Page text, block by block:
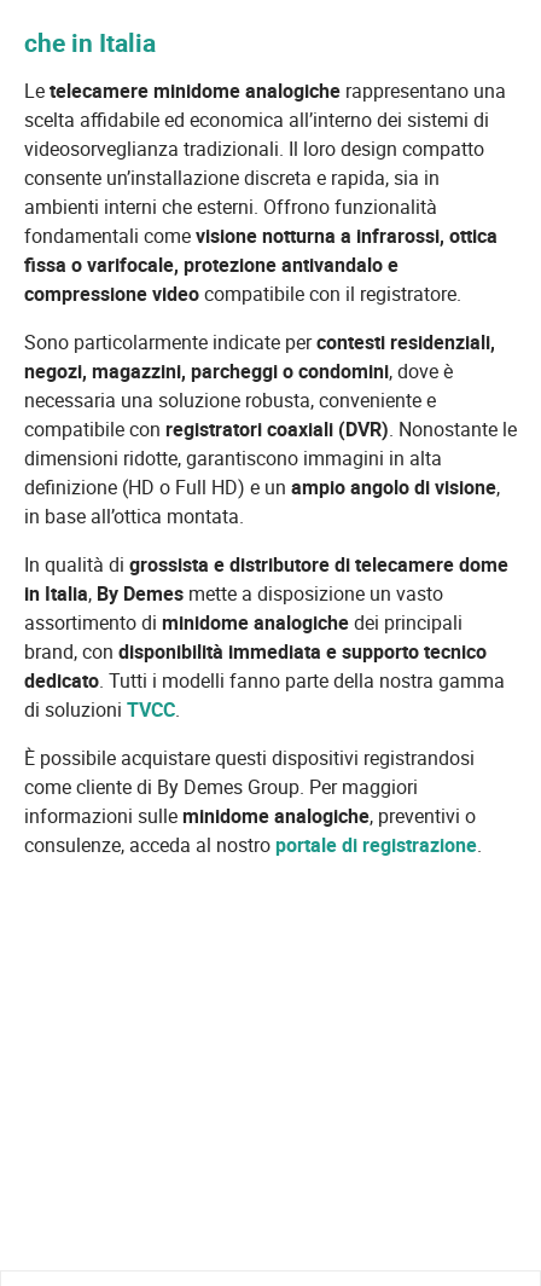
che in Italia
Letelecamere minidome analogiche rappresentano una
scelta affidabile ed economica all’interno dei sistemi di
videosorveglianza tradizionali. Il loro design compatto
consente un’installazione discreta e rapida, sia in
ambienti interni che esterni. Offrono funzionalità
fondamentali comevisione notturna a infrarossi, ottica
fissa o varifocale, protezione antivandalo e
compressione videocompatibile con il registratore.
Sono particolarmente indicate percontesti residenziali,
negozi, magazzini, parcheggi o condomini, dove è
necessaria una soluzione robusta, conveniente e
compatibile con registratori coaxiali (DVR). Nonostante le
dimensioni ridotte, garantiscono immagini in alta
definizione (HD o Full HD) e un ampio angolo di visione,
in base all’ottica montata.
In qualità di grossista e distributore di telecamere dome
in Italia, By Demes mette a disposizione un vasto
assortimento di minidome analogichedei principali
brand, con disponibilità immediata e supporto tecnico
dedicato. Tutti i modelli fanno parte della nostra gamma
di soluzioni TVCC.
È possibile acquistare questi dispositivi registrandosi
come cliente di By Demes Group. Per maggiori
informazioni sulleminidome analogiche, preventivi o
consulenze, acceda al nostroportale di registrazione.